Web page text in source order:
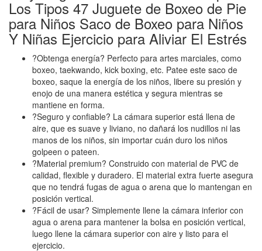
Los Tipos 47 Juguete de Boxeo de Pie
para Niños Saco de Boxeo para Niños
Y Niñas Ejercicio para Aliviar El Estrés
?Obtenga energía? Perfecto para artes marciales, como
boxeo, taekwando, kick boxing, etc. Patee este saco de
boxeo, saque la energía de los niños, libere su presión y
enojo de una manera estética y segura mientras se
mantiene en forma.
?Seguro y confiable? La cámara superior está llena de
aire, que es suave y liviano, no dañará los nudillos ni las
manos de los niños, sin importar cuán duro los niños
golpeen o pateen.
?Material premium? Construido con material de PVC de
calidad, flexible y duradero. El material extra fuerte asegura
que no tendrá fugas de agua o arena que lo mantengan en
posición vertical.
?Fácil de usar? Simplemente llene la cámara inferior con
agua o arena para mantener la bolsa en posición vertical,
luego llene la cámara superior con aire y listo para el
ejercicio.